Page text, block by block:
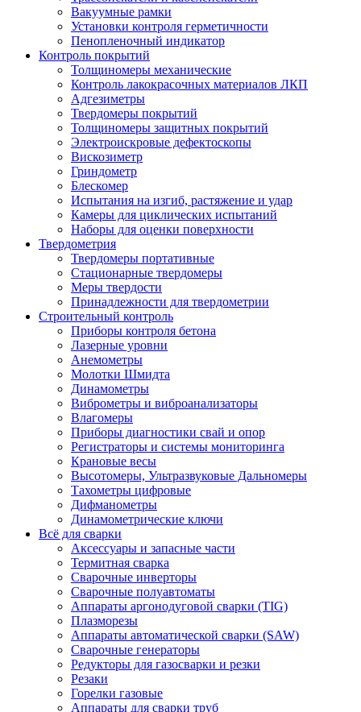
Вакуумные рамки
Установки контроля герметичности
Пенопленочный индикатор
Контроль покрытий
Толщиномеры механические
Контроль лакокрасочных материалов ЛКП
Адгезиметры
Твердомеры покрытий
Толщиномеры защитных покрытий
Электроискровые дефектоскопы
Вискозиметр
Гриндометр
Блескомер
Испытания на изгиб, растяжение и удар
Камеры для циклических испытаний
Наборы для оценки поверхности
Твердометрия
Твердомеры портативные
Стационарные твердомеры
Меры твердости
Принадлежности для твердометрии
Строительный контроль
Приборы контроля бетона
Лазерные уровни
Анемометры
Молотки Шмидта
Динамометры
Виброметры и виброанализаторы
Влагомеры
Приборы диагностики свай и опор
Регистраторы и системы мониторинга
Крановые весы
Высотомеры, Ультразвуковые Дальномеры
Тахометры цифровые
Дифманометры
Динамометрические ключи
Всё для сварки
Аксессуары и запасные части
Термитная сварка
Сварочные инверторы
Сварочные полуавтоматы
Аппараты аргонодуговой сварки (TIG)
Плазморезы
Аппараты автоматической сварки (SAW)
Сварочные генераторы
Редукторы для газосварки и резки
Резаки
Горелки газовые
Аппараты для сварки труб